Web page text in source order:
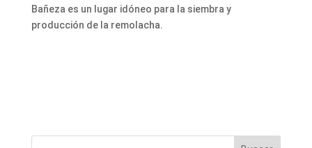
Bañeza es un lugar idóneo para la siembra y
producción de la remolacha.